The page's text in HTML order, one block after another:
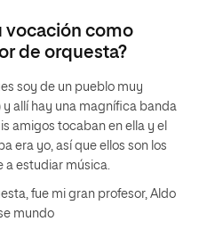
vocación como
de orquesta?
soy de un pueblo muy
y allí hay una magnífica banda
amigos tocaban en ella y el
era yo, así que ellos son los
a estudiar música.
fue mi gran profesor, Aldo
mundo